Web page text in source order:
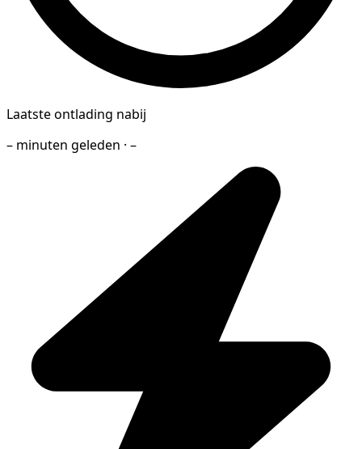
Laatste ontlading nabij
– minuten geleden · –